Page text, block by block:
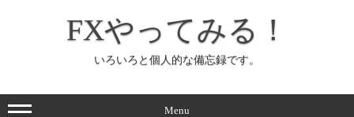
ッ
プ
FXやってみる！
いろいろと個人的な備忘録です。
Menu